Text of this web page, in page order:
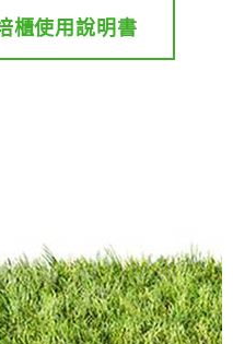
櫃使用說明書